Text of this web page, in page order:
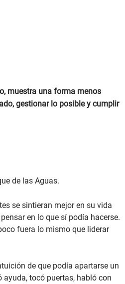
muestra una forma menos
gestionar lo posible y cumplir
de las Aguas.
se sintieran mejor en su vida
en lo que sí podía hacerse.
fuera lo mismo que liderar
de que podía apartarse un
tocó puertas, habló con